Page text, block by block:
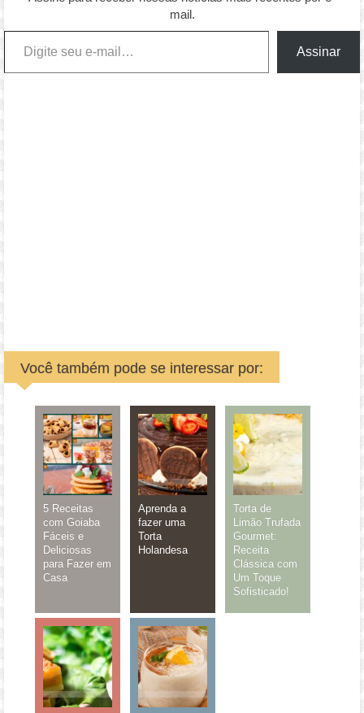
mail.
Digite seu e-mail…
Assinar
Você também pode se interessar por:
5 Receitas
com Goiaba
Fáceis e
Deliciosas
para Fazer em
Casa
Aprenda a
fazer uma
Torta
Holandesa
Torta de
Limão Trufada
Gourmet:
Receita
Clássica com
Um Toque
Sofisticado!